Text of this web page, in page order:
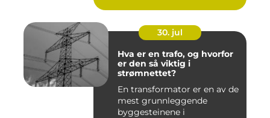
30. jul
Hva er en trafo, og hvorfor
er den så viktig i
strømnettet?
En transformator er en av de
mest grunnleggende
byggesteinene i